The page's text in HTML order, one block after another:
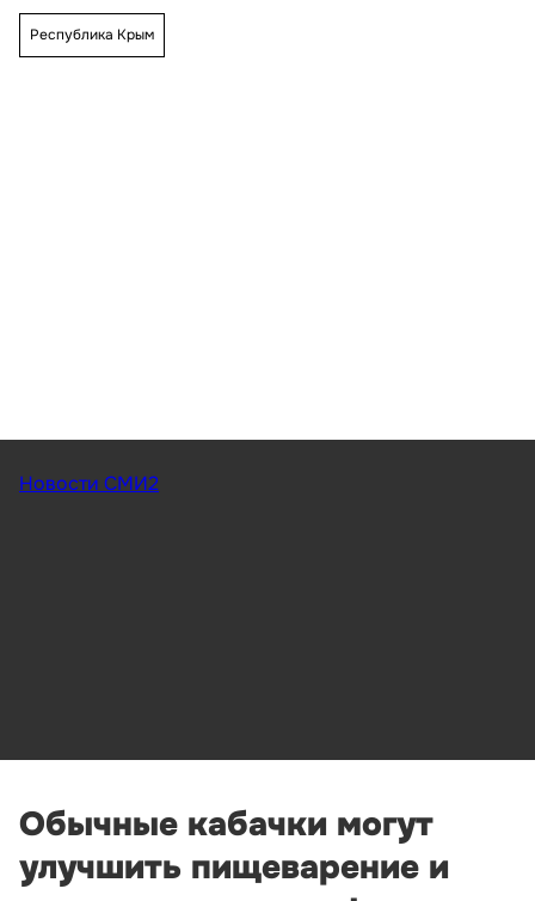
Республика Крым
Новости СМИ2
Обычные кабачки могут
улучшить пищеварение и